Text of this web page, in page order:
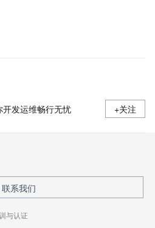
发运维畅行无忧 +关注
联系我们
与认证